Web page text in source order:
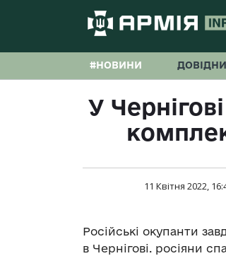
#НОВИНИ
У
11 Квітня 2022,
Російські окупанти
в Чернігові. росіяни